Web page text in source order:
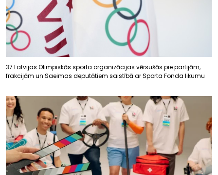
37 Latvijas Olimpiskās sporta organizācijas vērsušās pie partijām,
frakcijām un Saeimas deputātiem saistībā ar Sporta Fonda likumu